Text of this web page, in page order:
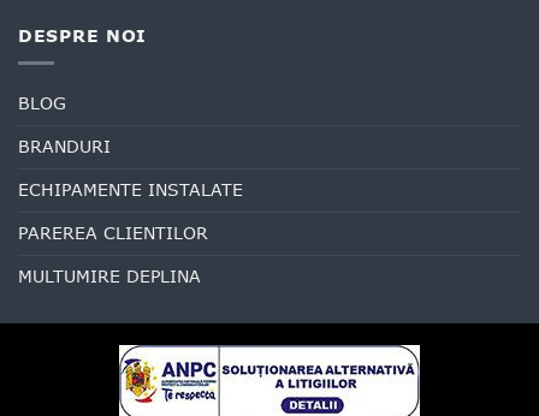
DESPRE NOI
BLOG
BRANDURI
ECHIPAMENTE INSTALATE
PAREREA CLIENTILOR
MULTUMIRE DEPLINA